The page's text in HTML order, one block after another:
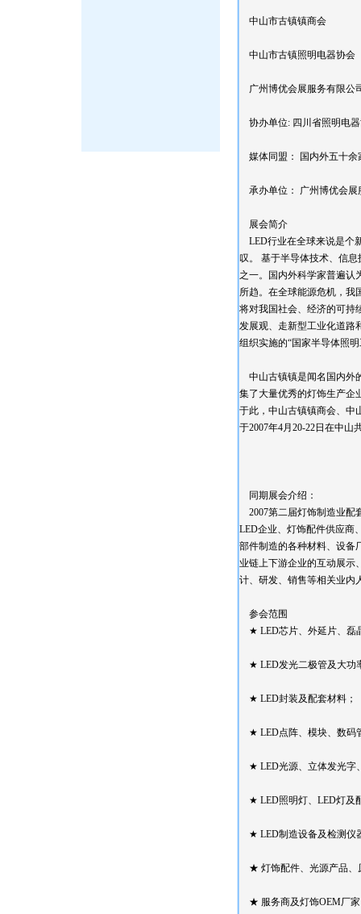
中山市古镇镇商会
中山市古镇照明电器协会
广州博优会展服务有限公
协办单位: 四川省照明电
媒体同盟： 国内外五十余
承办单位： 广州博优会展
展会简介
LED行业在全球来说是个
叹。 基于半导体技术、信
之一。国内外科学家普遍认
所趋。在全球能源危机，我
将对我国社会、经济的可持
发展观、走新型工业化道路
组织实施的“国家半导体照明
中山古镇镇是闻名国内外
集了大量优秀的灯饰生产企
于此，中山古镇镇商会、中
于2007年4月20-22日在中
同期展会介绍：
2007第二届灯饰制造业配
LED企业、灯饰配件供应商
部件制造的各种材料、设备
业链上下游企业的互动展示
计、研发、销售等相关业内
参会范围
★ LED芯片、外延片、磊
★ LED发光二极管及大功
★ LED封装及配套材料；
★ LED点阵、模块、数码
★ LED光源、立体发光字
★ LED照明灯、LED灯及
★ LED制造设备及检测仪
★ 灯饰配件、光源产品、
★ 服务商及灯饰OEM厂家